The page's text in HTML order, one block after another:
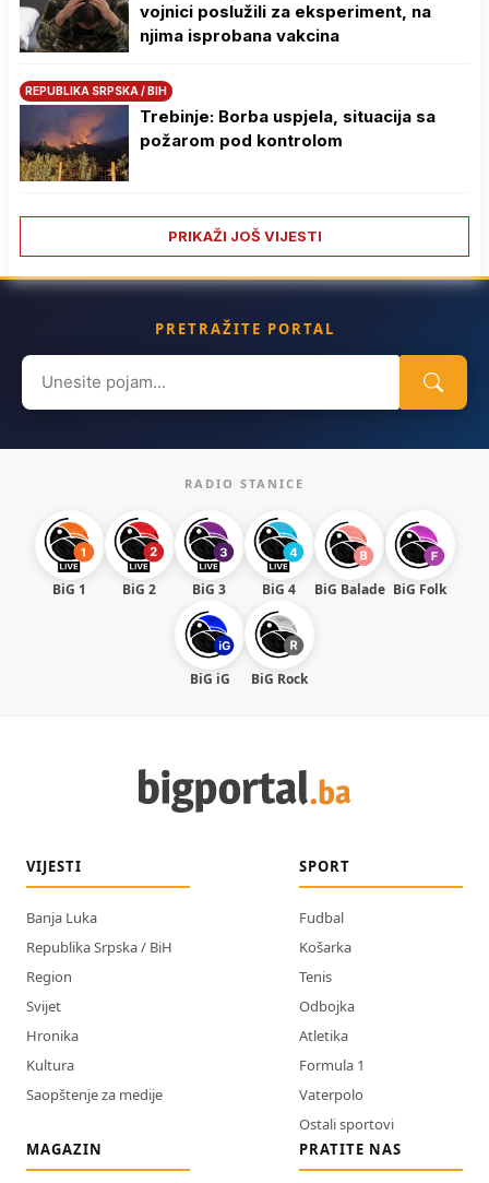
vojnici poslužili za eksperiment, na
njima isprobana vakcina
REPUBLIKA SRPSKA / BIH
Trebinje: Borba uspjela, situacija sa
požarom pod kontrolom
PRIKAŽI JOŠ VIJESTI
PRETRAŽITE PORTAL
Search
for:
RADIO STANICE
BiG 1 BiG 2 BiG 3 BiG 4 BiG Balade BiG Folk
BiG iG BiG Rock
VIJESTI
Banja Luka
Republika Srpska / BiH
Region
Svijet
Hronika
Kultura
Saopštenje za medije
SPORT
Fudbal
Košarka
Tenis
Odbojka
Atletika
Formula 1
Vaterpolo
Ostali sportovi
MAGAZIN
PRATITE NAS